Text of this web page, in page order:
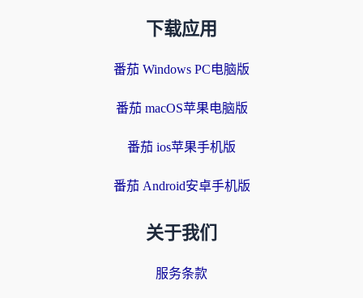
下载应用
番茄 Windows PC电脑版
番茄 macOS苹果电脑版
番茄 ios苹果手机版
番茄 Android安卓手机版
关于我们
服务条款